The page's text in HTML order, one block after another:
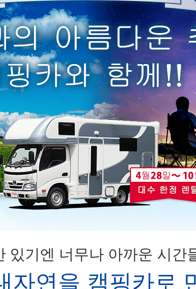
있기엔 너무나 아까운 시간
자연을 캠핑카로